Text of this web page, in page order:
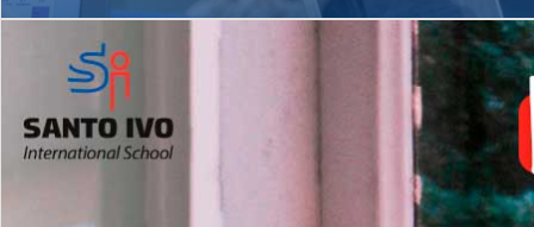
Matrículas Abertas 2026
2º AO 5º ANO FUNDAMENTAL